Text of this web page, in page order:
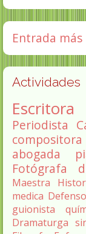
Entrada
Actividades
Escritora
Periodista
compositora
abogada
Fotógrafa
Maestra
medica
guionista
Dramaturga